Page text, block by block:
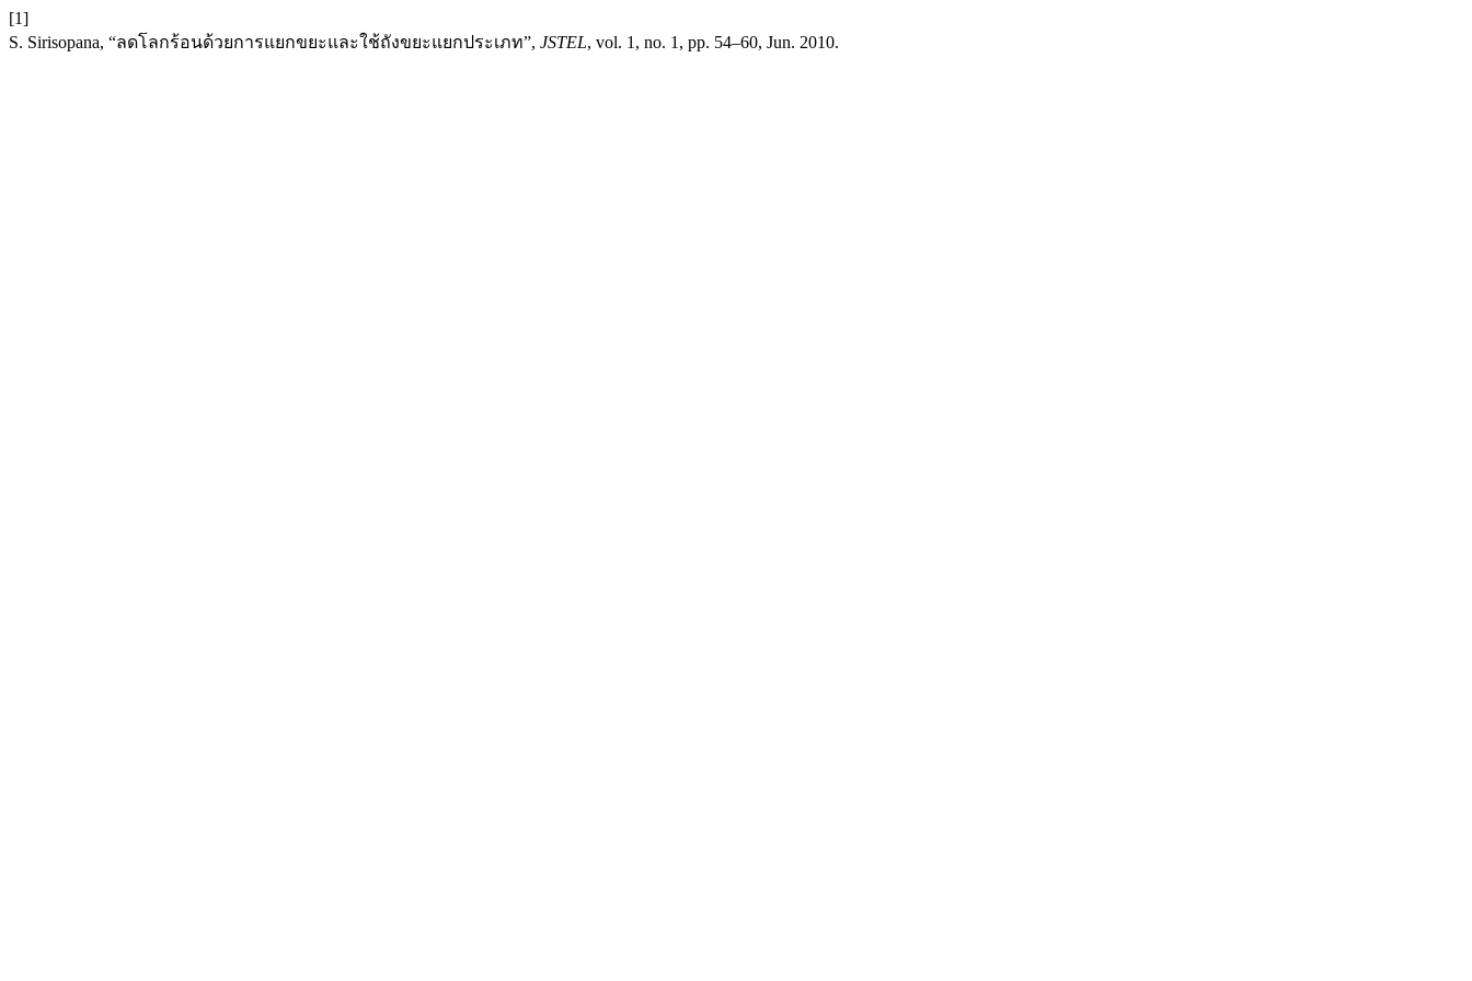
[1]
S. Sirisopana, “ลดโลกร้อนด้วยการแยกขยะและใช้ถังขยะแยกประเภท”, JSTEL, vol. 1, no. 1, pp. 54–60, Jun. 2010.